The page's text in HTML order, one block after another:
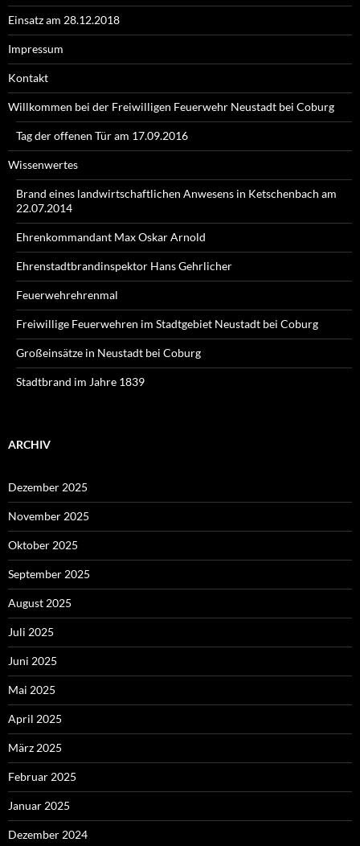
Einsatz am 28.12.2018
Impressum
Kontakt
Willkommen bei der Freiwilligen Feuerwehr Neustadt bei Coburg
Tag der offenen Tür am 17.09.2016
Wissenwertes
Brand eines landwirtschaftlichen Anwesens in Ketschenbach am
22.07.2014
Ehrenkommandant Max Oskar Arnold
Ehrenstadtbrandinspektor Hans Gehrlicher
Feuerwehrehrenmal
Freiwillige Feuerwehren im Stadtgebiet Neustadt bei Coburg
Großeinsätze in Neustadt bei Coburg
Stadtbrand im Jahre 1839
ARCHIV
Dezember 2025
November 2025
Oktober 2025
September 2025
August 2025
Juli 2025
Juni 2025
Mai 2025
April 2025
März 2025
Februar 2025
Januar 2025
Dezember 2024